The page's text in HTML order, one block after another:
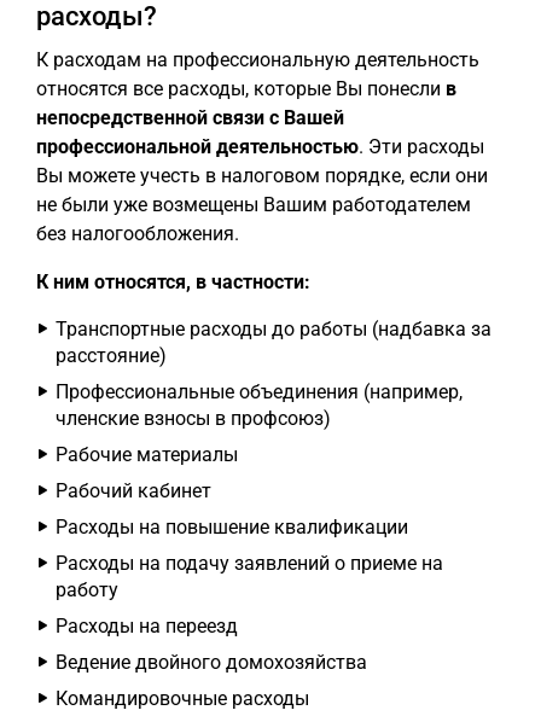
расходы?
К расходам на профессиональную деятельность
относятся все расходы, которые Вы понесли в
непосредственной связи с Вашей
профессиональной деятельностью. Эти расходы
Вы можете учесть в налоговом порядке, если они
не были уже возмещены Вашим работодателем
без налогообложения.
К ним относятся, в частности:
Транспортные расходы до работы (надбавка за
расстояние)
Профессиональные объединения (например,
членские взносы в профсоюз)
Рабочие материалы
Рабочий кабинет
Расходы на повышение квалификации
Расходы на подачу заявлений о приеме на
работу
Расходы на переезд
Ведение двойного домохозяйства
Командировочные расходы